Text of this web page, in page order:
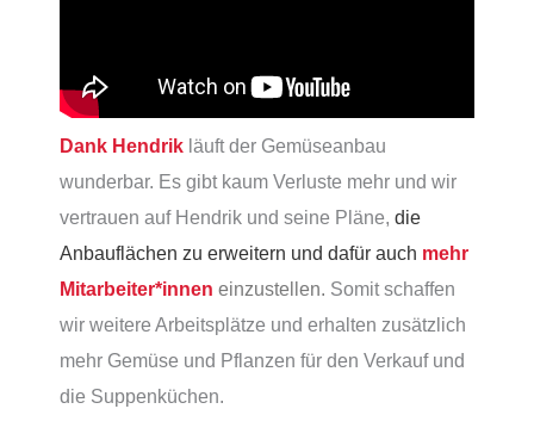
Dank Hendrik läuft der Gemüseanbau
wunderbar. Es gibt kaum Verluste mehr und wir
vertrauen auf Hendrik und seine Pläne, die
Anbauflächen zu erweitern und dafür auch mehr
Mitarbeiter*innen einzustellen. Somit schaffen
wir weitere Arbeitsplätze und erhalten zusätzlich
mehr Gemüse und Pflanzen für den Verkauf und
die Suppenküchen.